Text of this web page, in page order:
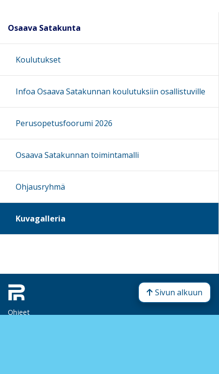
Osaava Satakunta
Koulutukset
Infoa Osaava Satakunnan koulutuksiin osallistuville
Perusopetusfoorumi 2026
Osaava Satakunnan toimintamalli
Ohjausryhmä
Kuvagalleria
Ohjeet
Sivun alkuun